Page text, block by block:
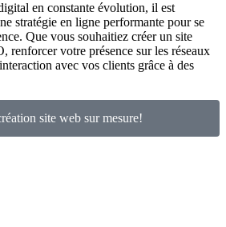
en constante évolution, il est
stratégie en ligne performante pour se
Que vous souhaitiez créer un site
renforcer votre présence sur les réseaux
avec vos clients grâce à des
site web sur mesure!